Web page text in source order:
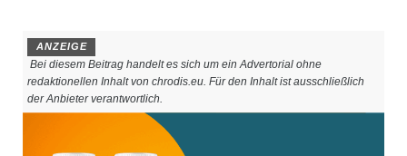
ANZEIGE
Bei diesem Beitrag handelt es sich um ein Advertorial ohne
redaktionellen Inhalt von chrodis.eu. Für den Inhalt ist ausschließlich
der Anbieter verantwortlich.